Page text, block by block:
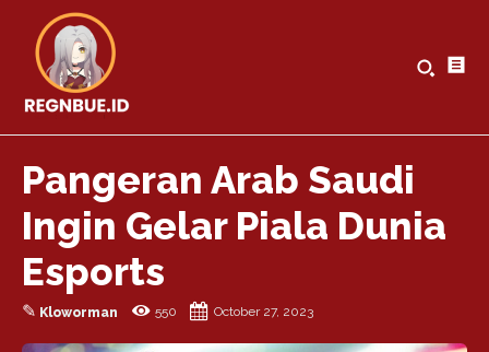
Pangeran Arab Saudi
Ingin Gelar Piala Dunia
Esports
✎ Kloworman 550 October 27, 2023